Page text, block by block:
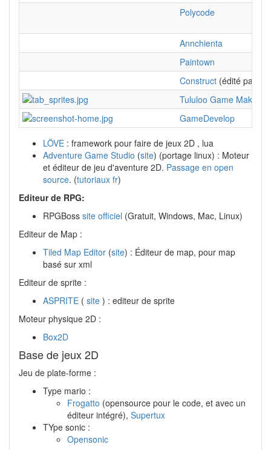
Polycode
Annchienta
Paintown
Construct (édité par
Tululoo Game Maker
GameDevelop
LÖVE : framework pour faire de jeux 2D , lua
Adventure Game Studio (site) (portage linux) : Moteur
et éditeur de jeu d'aventure 2D. Passage en open
source. (tutoriaux fr)
Editeur de RPG:
RPGBoss site officiel (Gratuit, Windows, Mac, Linux)
Editeur de Map :
Tiled Map Editor (site) : Éditeur de map, pour map
basé sur xml
Editeur de sprite :
ASPRITE ( site ) : editeur de sprite
Moteur physique 2D :
Box2D
Base de jeux 2D
Jeu de plate-forme :
Type mario :
Frogatto (opensource pour le code, et avec un
éditeur intégré), Supertux
TYpe sonic :
Opensonic